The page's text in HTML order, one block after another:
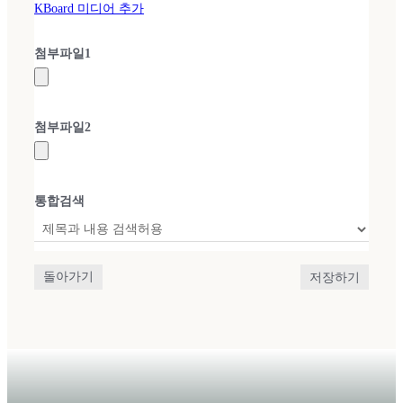
KBoard 미디어 추가
첨부파일 1
첨부파일2
통합검색
돌아가기 저장하기